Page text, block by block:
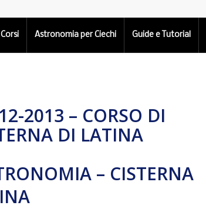
Astronomia per Ciechi Guide e Tutorial
2013 – CORSO DI
DI LATINA
– CISTERNA